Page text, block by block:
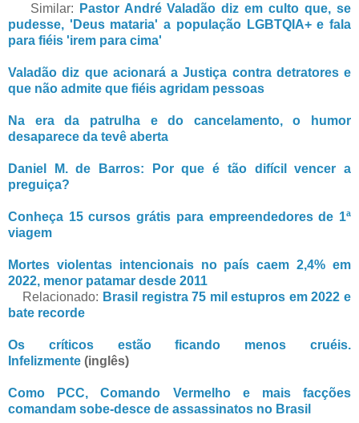
Similar:
Pastor André Valadão diz em culto que, se
pudesse, 'Deus mataria' a população LGBTQIA+ e fala
para fiéis 'irem para cima'
Valadão diz que acionará a Justiça contra detratores e
que não admite que fiéis agridam pessoas
Na era da patrulha e do cancelamento, o humor
desaparece da tevê aberta
Daniel M. de Barros: Por que é tão difícil vencer a
preguiça?
Conheça 15 cursos grátis para empreendedores de 1ª
viagem
Mortes violentas intencionais no país caem 2,4% em
2022, menor patamar desde 2011
Relacionado: Brasil registra 75 mil estupros em 2022 e
bate recorde
Os críticos estão ficando menos cruéis.
Infelizmente (inglês)
Como PCC, Comando Vermelho e mais facções
comandam sobe-desce de assassinatos no Brasil